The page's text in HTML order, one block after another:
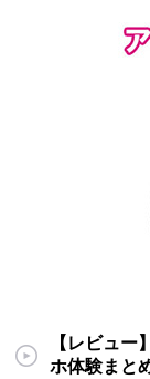
【レビュ
ホ体験まと